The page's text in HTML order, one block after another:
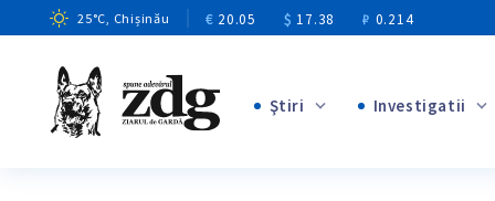
25°C, Chișinău € 20.05 $ 17.38 ₽ 0.214
Ştiri Investigatii